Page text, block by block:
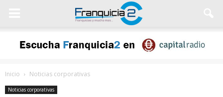
Inicio Noticias corporativas
Noticias corporativas